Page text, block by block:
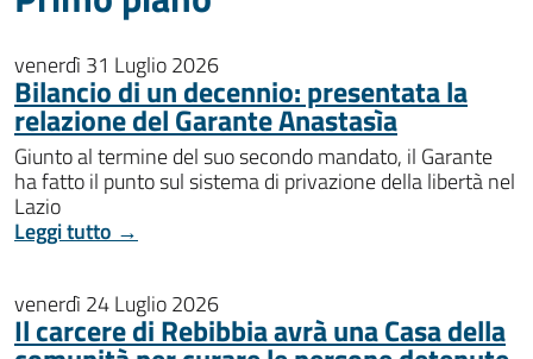
venerdì 31 Luglio 2026
Bilancio di un decennio: presentata la
relazione del Garante Anastasìa
Giunto al termine del suo secondo mandato, il Garante
ha fatto il punto sul sistema di privazione della libertà nel
Lazio
Leggi tutto →
venerdì 24 Luglio 2026
Il carcere di Rebibbia avrà una Casa della